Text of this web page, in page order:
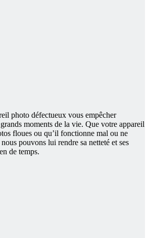
photo défectueux vous empêcher
moments de la vie. Que votre appareil
floues ou qu’il fonctionne mal ou ne
pouvons lui rendre sa netteté et ses
de temps.